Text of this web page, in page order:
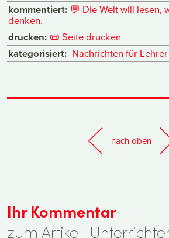
kommentiert: 💬 Die Welt will lesen,
denken.
drucken: 📜 Seite drucken
kategorisiert: Nachrichten für Lehrer
nach oben
Ihr Kommentar
zum Artikel